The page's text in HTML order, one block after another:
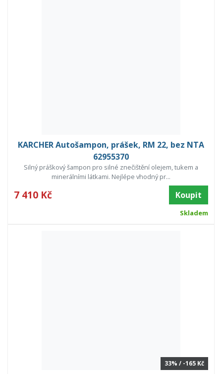
KARCHER Autošampon, prášek, RM 22, bez NTA
62955370
Silný práškový šampon pro silné znečištění olejem, tukem a
minerálními látkami. Nejlépe vhodný pr...
7 410 Kč Koupit
Skladem
33% / -165 Kč